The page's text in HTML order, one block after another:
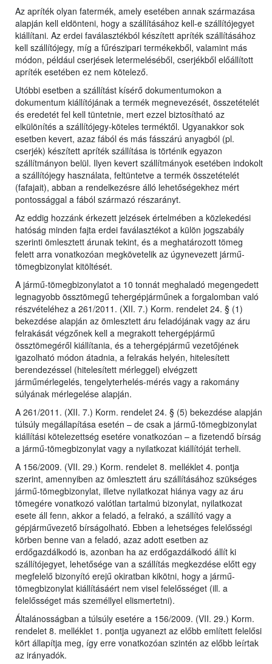
Az apríték olyan fatermék, amely esetében annak származása
alapján kell eldönteni, hogy a szállításához kell-e szállítójegyet
kiállítani. Az erdei faválasztékból készített apríték szállításához
kell szállítójegy, míg a fűrészipari termékekből, valamint más
módon, például cserjések letermeléséből, cserjékből előállított
apríték esetében ez nem kötelező.
Utóbbi esetben a szállítást kísérő dokumentumokon a
dokumentum kiállítójának a termék megnevezését, összetételét
és eredetét fel kell tüntetnie, mert ezzel biztosítható az
elkülönítés a szállítójegy-köteles terméktől. Ugyanakkor sok
esetben kevert, azaz fából és más fásszárú anyagból (pl.
cserjék) készített apríték szállítása is történik egyazon
szállítmányon belül. Ilyen kevert szállítmányok esetében indokolt
a szállítójegy használata, feltüntetve a termék összetételét
(fafajait), abban a rendelkezésre álló lehetőségekhez mért
pontossággal a fából származó részarányt.
Az eddig hozzánk érkezett jelzések értelmében a közlekedési
hatóság minden fajta erdei faválasztékot a külön jogszabály
szerinti ömlesztett árunak tekint, és a meghatározott tömeg
felett arra vonatkozóan megkövetelik az úgynevezett jármű-
tömegbizonylat kitöltését.
A jármű-tömegbizonylatot a 10 tonnát meghaladó megengedett
legnagyobb össztömegű tehergépjárműnek a forgalomban való
részvételéhez a 261/2011. (XII. 7.) Korm. rendelet 24. § (1)
bekezdése alapján az ömlesztett áru feladójának vagy az áru
felrakását végzőnek kell a megrakott tehergépjármű
össztömegéről kiállítania, és a tehergépjármű vezetőjének
igazolható módon átadnia, a felrakás helyén, hitelesített
berendezéssel (hitelesített mérleggel) elvégzett
járműmérlegelés, tengelyterhelés-mérés vagy a rakomány
súlyának mérlegelése alapján.
A 261/2011. (XII. 7.) Korm. rendelet 24. § (5) bekezdése alapján
túlsúly megállapítása esetén – de csak a jármű-tömegbizonylat
kiállítási kötelezettség esetére vonatkozóan – a fizetendő bírság
a jármű-tömegbizonylat vagy a nyilatkozat kiállítóját terheli.
A 156/2009. (VII. 29.) Korm. rendelet 8. melléklet 4. pontja
szerint, amennyiben az ömlesztett áru szállításához szükséges
jármű-tömegbizonylat, illetve nyilatkozat hiánya vagy az áru
tömegére vonatkozó valótlan tartalmú bizonylat, nyilatkozat
esete áll fenn, akkor a feladó, a felrakó, a szállító vagy a
gépjárművezető bírságolható. Ebben a lehetséges felelősségi
körben benne van a feladó, azaz adott esetben az
erdőgazdálkodó is, azonban ha az erdőgazdálkodó állít ki
szállítójegyet, lehetősége van a szállítás megkezdése előtt egy
megfelelő bizonyító erejű okiratban kikötni, hogy a jármű-
tömegbizonylat kiállításáért nem visel felelősséget (ill. a
felelősséget más személlyel elismertetni).
Általánosságban a túlsúly esetére a 156/2009. (VII. 29.) Korm.
rendelet 8. melléklet 1. pontja ugyanezt az előbb említett felelősi
kört állapítja meg, így erre vonatkozóan szintén az előbb leírtak
az irányadók.